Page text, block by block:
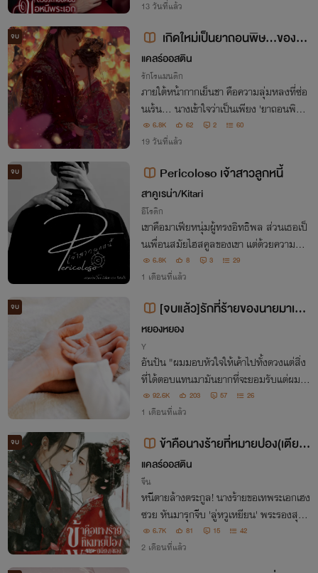
ร์กโรมานซ์ที่เธอเพิ่งอ่านจบ!
13 วันที่แล้ว
จบ
เกิดใหม่เป็นยาถอนพิษ...ของท่า
นอ๋องจอมเผด็จการ (อ่านฟรี)
แคลร์ออสติน
รักโรแมนติก
ภายใต้หน้ากากเย็นชา คือความลุ่มหลงที่ซ่อ
นเร้น... นางเข้าใจว่าเป็นเพียง 'ยาถอนพิษ'
แต่แท้จริงคือ 'ยอดดวงใจ' ของท่านอ๋องจอมโ
หด หากวันใดคิดตีจาก... เขาจะทำทุกวิถีทาง
6.8K 62 2 60
19 วันที่แล้ว
จบ Pericoloso เจ้าสาวลูกหนี้
สาคูเรน่า/Kitari
อีโรติก
เขาคือมาเฟียหนุ่มผู้ทรงอิทธิพล ส่วนเธอเป็
นเพื่อนสมัยไฮสคูลของเขา แต่ด้วยความบังเ
อิญหรืออะไรดลใจ ให้พ่อของเธอต้องไปยืมเ
งินจากเขา แถมเขาดันยืนข้อเสนอให้เธอแต่ง
งานกับเขาเพื่อยกหนี้
6.8K 8 3 29
1 เดือนที่แล้ว
จบ
[จบแล้ว]รักที่ร้ายของนายมาเฟีย
(ง้อเมีย) [เคะท้องได้]
หยองหยอง
Y
อันปัน "ผมมอบหัวใจให้เค้าไปทั้งดวงแต่สิ่ง
ที่ได้ตอบแทนมามันยากที่จะยอมรับแต่ผมก็ต้
องสู้เพราะผมมีอีกหนึ่งชีวิตที่ต้องดูแลต่อจาก
นี้" ออสติน "ผมมีเหตุผลของผมและตอนนี้ผ
มก็พร้อมที่จะเอาของของผมกลับคืนมา"
92.6K 203 57 26
1 เดือนที่แล้ว
จบ
ข้าคือนางร้ายที่หมายปอง(เตียง)
ของพระรอง
แคลร์ออสติน
จีน
หนีตายล้างตระกูล! นางร้ายขอเทพระเอกเฮง
ซวย หันมารุกจีบ 'ลู่หวูเหยียน' พระรองสุดซึ
นฉายายมทูตหน้าน้ำแข็ง งานนี้ต่อให้ขู่จับเข้า
คุก นางก็พร้อมพลีชีพทอดสะพาน!
6.7K 81 15 42
2 เดือนที่แล้ว